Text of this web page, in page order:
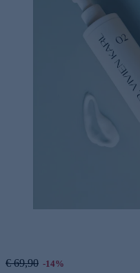
€ 69,90 -14%